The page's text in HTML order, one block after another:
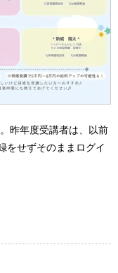
昨年度受講者は、以前
をせずそのままログイ